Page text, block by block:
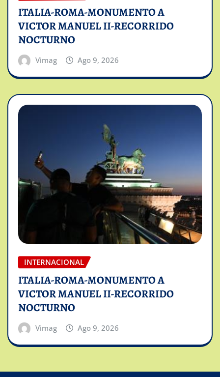
ITALIA-ROMA-MONUMENTO A
VICTOR MANUEL II-RECORRIDO
NOCTURNO
Vimag Ago 9, 2026
INTERNACIONAL
ITALIA-ROMA-MONUMENTO A
VICTOR MANUEL II-RECORRIDO
NOCTURNO
Vimag Ago 9, 2026